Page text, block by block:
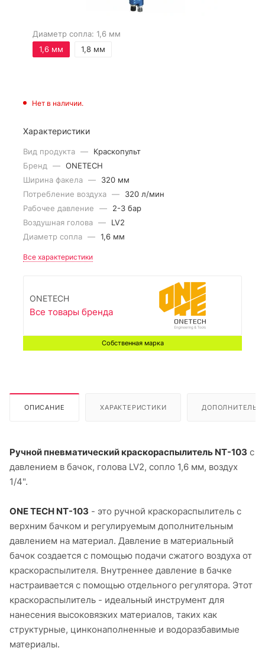
Диаметр сопла: 1,6 мм
1,6 мм
1,8 мм
Нет в наличии.
Характеристики
Вид продукта —
Краскопульт
Бренд — ONETECH
Ширина факела —
320 мм
Потребление воздуха —
320 л/мин
Рабочее давление
—
2-3 бар
Воздушная голова —
LV2
Диаметр сопла — 1,6 мм
Все характеристики
ONETECH
Все товары бренда
Собственная марка
ОПИСАНИЕ ХАРАКТЕРИСТИКИ
Ручной пневматический краскораспылитель NT-103 с
давлением в бачок, голова LV2, сопло 1,6 мм, воздух
1/4".
ONE TECH NT-103 - это ручной краскораспылитель с
верхним бачком и регулируемым дополнительным
давлением на материал. Давление в материальный
бачок создается с помощью подачи сжатого воздуха от
краскораспылителя. Внутреннее давление в бачке
настраивается с помощью отдельного регулятора. Этот
краскораспылитель - идеальный инструмент для
нанесения высоковязких материалов, таких как
структурные, цинконаполненные и водоразбавимые
материалы.